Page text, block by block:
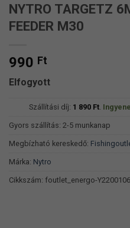
NYTRO TARGETZ
FEEDER M30
990 Ft
Elfogyott
Szállítási díj: 1 890 Ft.
Gyors szállítás: 2-5 munkanap
Megbízható kereskedő:
Márka: Nytro
Cikkszám: foutlet_energo-Y2200106